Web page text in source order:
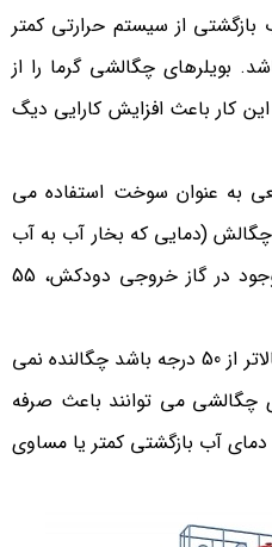
از سیستم حرارتی کمتر
باشد. بویلرهای چگالشی گرما را از
کار باعث افزایش کارایی دیگ
به عنوان سوخت استفاده می
(دمایی که بخار آب به آب
تبدیل می شود) برای رطوبت موجود در گاز خروجی دودکش، 55
در حالتی که دمای آب بازگشتی بالاتر از 50 درجه باشد چگالنده نمی
چگالشی می توانند باعث صرفه
آب بازگشتی کمتر یا مساوی